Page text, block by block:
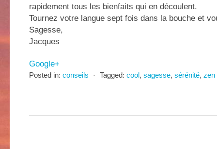
rapidement tous les bienfaits qui en découlent.
Tournez votre langue sept fois dans la bouche et
Sagesse,
Jacques
Google+
Posted in: conseils ⋅ Tagged: cool , sagesse, sérénité, zen